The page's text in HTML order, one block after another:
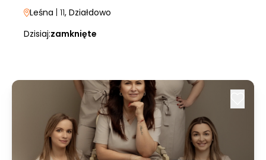
Leśna | 11, Działdowo
Dzisiaj:zamknięte